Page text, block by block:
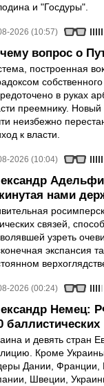
и "Госдуры".
2026 (10:57)
вопрос о
построенная
в руках
преемнику.
неизбежно
к власти.
2026 (10:04)
нами
связей,
узреть
экспансия
2026 (00:24)
Немец:
баллистических
и девять стран
Кроме
Дании, Франции,
Швеции,